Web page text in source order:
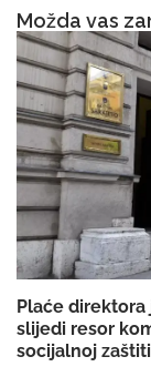
Možda vas
Plaće direktora
slijedi resor
socijalnoj zaštiti